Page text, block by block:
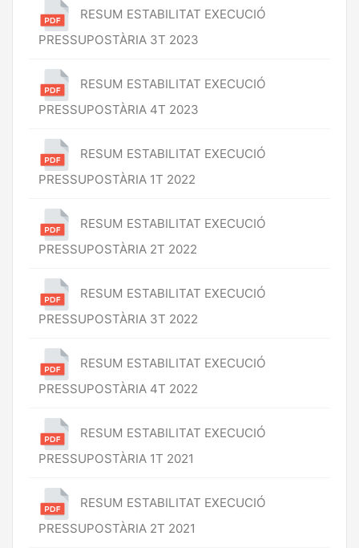
RESUM ESTABILITAT EXECUCIÓ
PRESSUPOSTÀRIA 3T 2023
RESUM ESTABILITAT EXECUCIÓ
PRESSUPOSTÀRIA 4T 2023
RESUM ESTABILITAT EXECUCIÓ
PRESSUPOSTÀRIA 1T 2022
RESUM ESTABILITAT EXECUCIÓ
PRESSUPOSTÀRIA 2T 2022
RESUM ESTABILITAT EXECUCIÓ
PRESSUPOSTÀRIA 3T 2022
RESUM ESTABILITAT EXECUCIÓ
PRESSUPOSTÀRIA 4T 2022
RESUM ESTABILITAT EXECUCIÓ
PRESSUPOSTÀRIA 1T 2021
RESUM ESTABILITAT EXECUCIÓ
PRESSUPOSTÀRIA 2T 2021